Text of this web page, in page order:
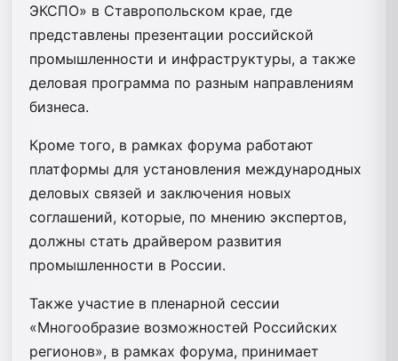
ЭКСПО» в Ставропольском крае, где
представлены презентации российской
промышленности и инфраструктуры, а также
деловая программа по разным направлениям
бизнеса.
Кроме того, в рамках форума работают
платформы для установления международных
деловых связей и заключения новых
соглашений, которые, по мнению экспертов,
должны стать драйвером развития
промышленности в России.
Также участие в пленарной сессии
«Многообразие возможностей Российских
регионов», в рамках форума, принимает